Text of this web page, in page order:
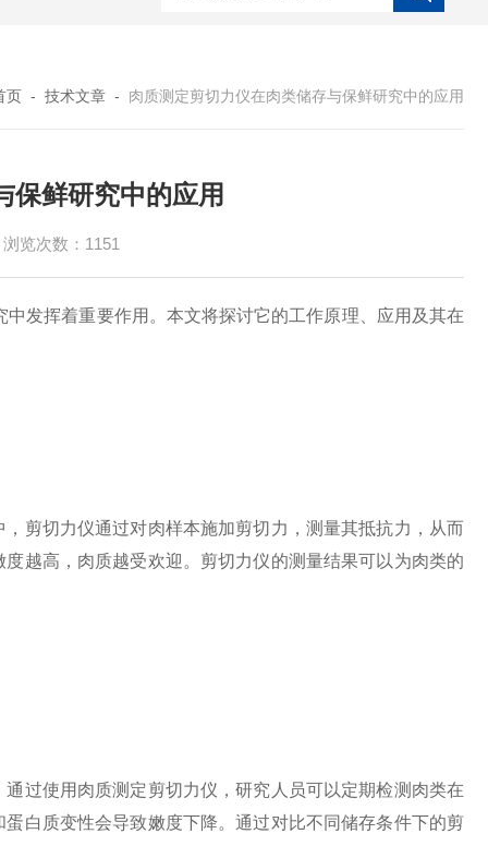
页 - 技术文章 - 肉质测定剪切力仪在肉类储存与保鲜研究中的应用
保鲜研究中的应用
浏览次数：1151
发挥着重要作用。本文将探讨它的工作原理、应用及其在
切力仪通过对肉样本施加剪切力，测量其抵抗力，从而
越高，肉质越受欢迎。剪切力仪的测量结果可以为肉类的
使用肉质测定剪切力仪，研究人员可以定期检测肉类在
白质变性会导致嫩度下降。通过对比不同储存条件下的剪